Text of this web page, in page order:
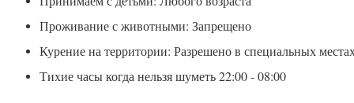
Проживание с животными: Запрещено
Курение на территории: Разрешено в специальных
Тихие часы когда нельзя шуметь 22:00 - 08:00